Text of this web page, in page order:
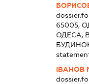
65005,
ОДЕСА,
ІВАНОВ